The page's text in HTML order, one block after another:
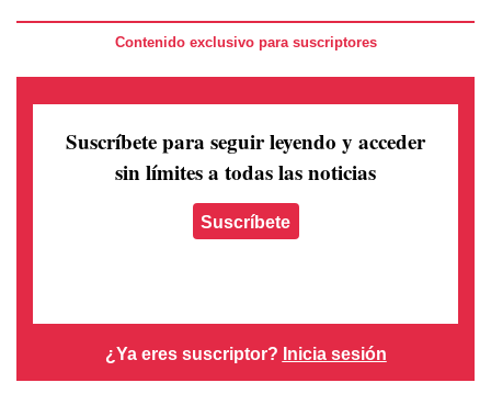
Contenido exclusivo para suscriptores
Suscríbete para seguir leyendo y acceder
sin límites a todas las noticias
Suscríbete
¿Ya eres suscriptor? Inicia sesión